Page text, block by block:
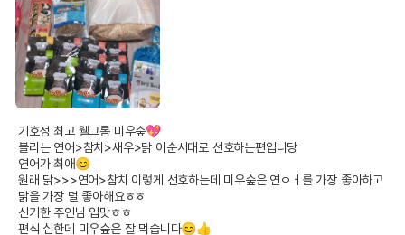
기호성 최고 웰그롬 미우숲💖
블리는 연어>참치>새우>닭 이순서대로 선호하는편입니당
연어가 최애😊
원래 닭>>>연어>참치 이렇게 선호하는데 미우숲은 연ㅇㅓ를 가장 좋아하고
닭을 가장 덜 좋아해요ㅎㅎ
신기한 주인님 입맛ㅎㅎ
편식 심한데 미우숲은 잘 먹습니다😊👍